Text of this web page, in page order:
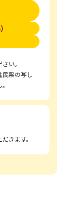
い。
民票の写し
きます。